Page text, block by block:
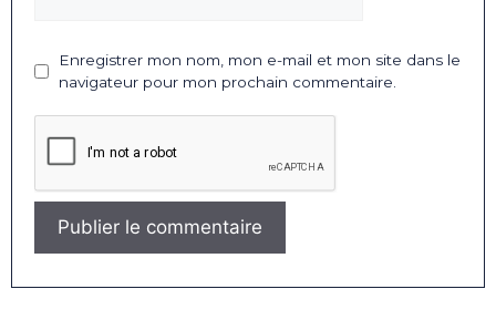
Enregistrer mon nom, mon e-mail et mon site dans le
navigateur pour mon prochain commentaire.